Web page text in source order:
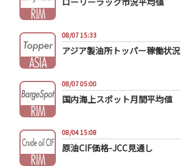
08/07 15:33
アジア製油所トッパー稼働状況
08/07 05:00
国内海上スポット月間平均値
08/04 15:08
原油CIF価格-JCC見通し